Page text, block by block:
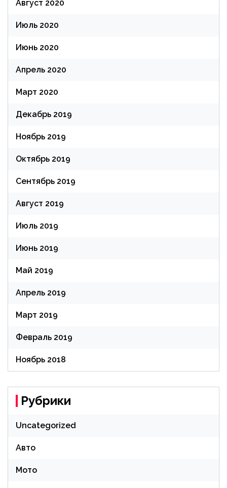
Август 2020
Июль 2020
Июнь 2020
Апрель 2020
Март 2020
Декабрь 2019
Ноябрь 2019
Октябрь 2019
Сентябрь 2019
Август 2019
Июль 2019
Июнь 2019
Май 2019
Апрель 2019
Март 2019
Февраль 2019
Ноябрь 2018
Рубрики
Uncategorized
Авто
Мото